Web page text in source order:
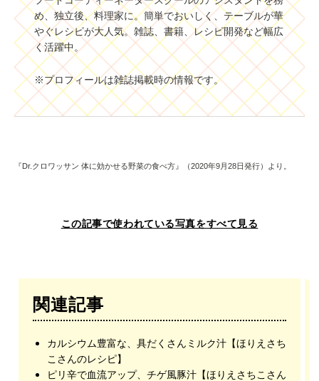
め、独立後、料理家に。簡単でおいしく、テーブルが華
やぐレシピが大人気。雑誌、書籍、レシピ開発など幅広
く活躍中。
※プロフィールは雑誌掲載時の情報です。
『Dr.クロワッサン 体に効かせる野菜の食べ方』（2020年9月28日発行）より。
この記事で使われている写真をすべて見る
関連記事
カルシウム豊富な、具だくさんミルク汁【ほりえさち
こさんのレシピ】
ピリ辛で血流アップ、チゲ風豚汁【ほりえさちこさん